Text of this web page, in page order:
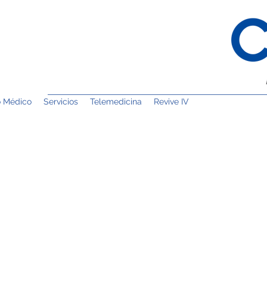
Médico Servicios Telemedicina Revive IV